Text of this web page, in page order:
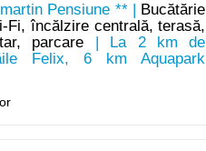
Pensiune ** |
Bucătărie
Fi, încălzire centrală, terasă,
parcare | La 2 km de
Felix, 6 km Aquapark